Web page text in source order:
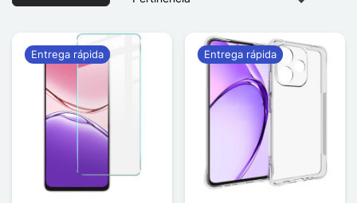
Entrega rápida Entrega rápida